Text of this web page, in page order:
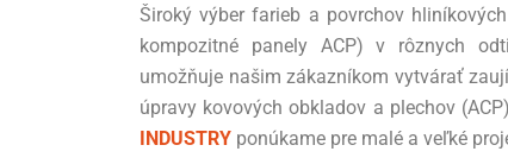
Široký výber farieb a povrchov
kompozitné panely ACP) v rôznych
umožňuje našim zákazníkom vytvárať
úpravy kovových obkladov a plechov
INDUSTRY ponúkame pre malé a veľké